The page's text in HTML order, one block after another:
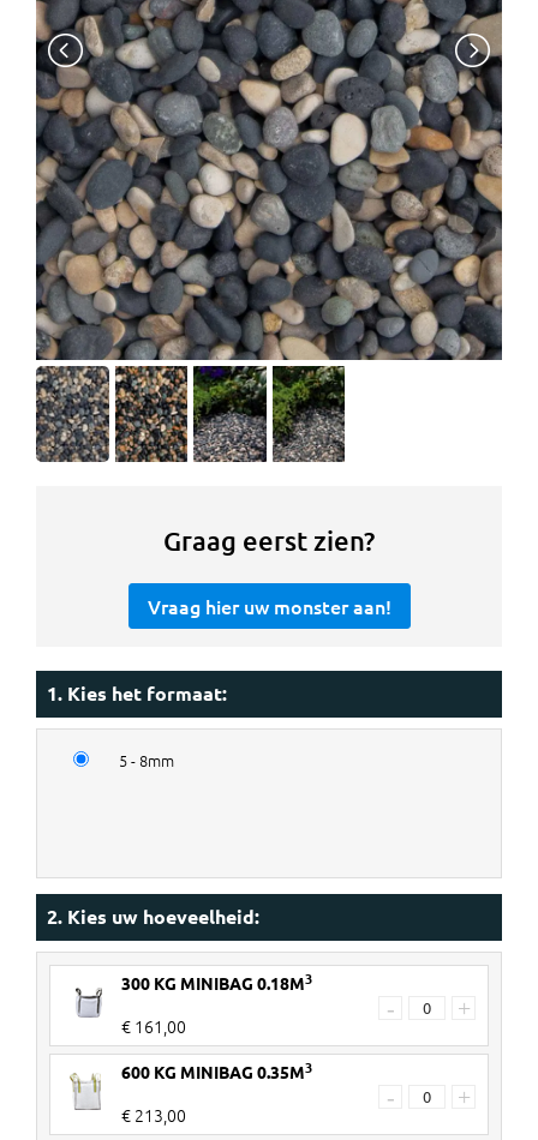
Graag eerst zien?
Vraag hier uw monster aan!
1. Kies het formaat:
5 - 8mm
2. Kies uw hoeveelheid:
300 KG MINIBAG 0.18M3
€ 161,00
- +
600 KG MINIBAG 0.35M3
€ 213,00
- +